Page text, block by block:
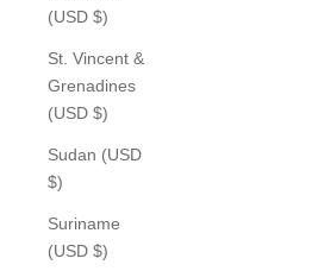
(USD $)
St. Vincent &
Grenadines
(USD $)
Sudan (USD
$)
Suriname
(USD $)